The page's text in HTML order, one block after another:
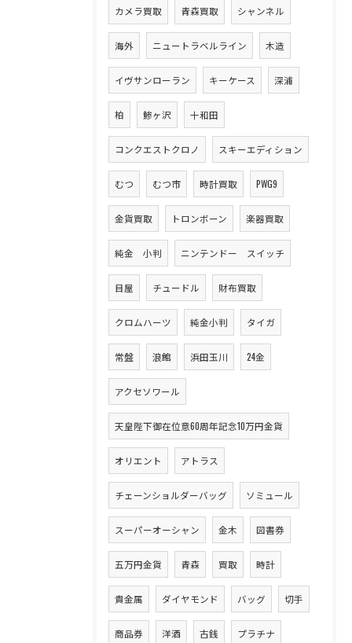
カメラ買取 青森買取 シャンネル
海外 ニュートラベルライン 木造
イヴサンローラン キーケース 深浦
柏 鯵ヶ沢 十和田
コンクエストクロノ スキーエディション
むつ むつ市 時計買取 PWG9
金貨買取 トロンボーン 楽器買取
純金 小判 ニンテンドー スイッチ
目屋 チュードル 財布買取
クロムハーツ 純金小判 タイガ
常盤 浪館 浜田玉川 24金
アクセソワール
天皇陛下御在位意60周年記念10万円金貨
オリエント アトラス
チェーンショルダーバッグ ソミュール
スーパーオーシャン 金木 図書券
五万円金貨 青森 買取 時計
貴金属 ダイヤモンド バッグ 切手
商品券 洋酒 古銭 プラチナ